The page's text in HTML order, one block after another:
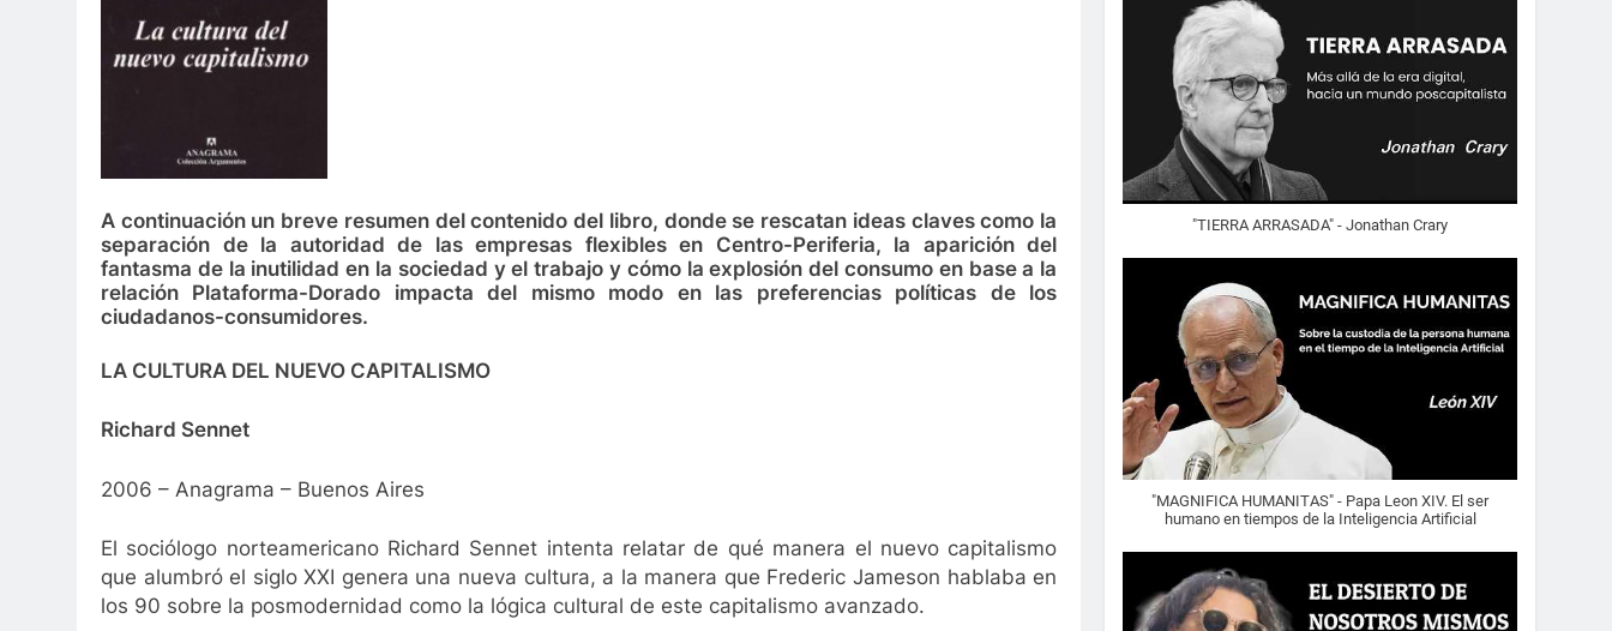
A continuación un breve resumen del contenido del libro, donde se rescatan ideas claves como la
separación de la autoridad de las empresas flexibles en Centro-Periferia, la aparición del
fantasma de la inutilidad en la sociedad y el trabajo y cómo la explosión del consumo en base a la
relación Plataforma-Dorado impacta del mismo modo en las preferencias políticas de los
ciudadanos-consumidores.
LA CULTURA DEL NUEVO CAPITALISMO
Richard Sennet
2006 – Anagrama – Buenos Aires
El sociólogo norteamericano Richard Sennet intenta relatar de qué manera el nuevo capitalismo
que alumbró el siglo XXI genera una nueva cultura, a la manera que Frederic Jameson hablaba en
los 90 sobre la posmodernidad como la lógica cultural de este capitalismo avanzado.
"TIERRA ARRASADA" - Jonathan Crary
"MAGNIFICA HUMANITAS" - Papa Leon XIV. El ser
humano en tiempos de la Inteligencia Artificial